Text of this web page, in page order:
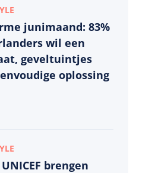
junimaand: 83%
wil een
geveltuintjes
oplossing
brengen